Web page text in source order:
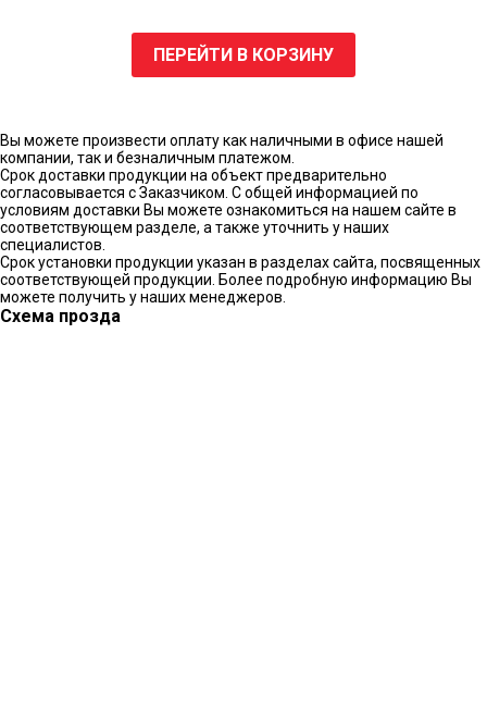
ПЕРЕЙТИ В КОРЗИНУ
Вы можете произвести оплату как наличными в офисе нашей
компании, так и безналичным платежом.
Срок доставки продукции на объект предварительно
согласовывается с Заказчиком. С общей информацией по
условиям доставки Вы можете ознакомиться на нашем сайте в
соответствующем разделе, а также уточнить у наших
специалистов.
Срок установки продукции указан в разделах сайта, посвященных
соответствующей продукции. Более подробную информацию Вы
можете получить у наших менеджеров.
Схема прозда